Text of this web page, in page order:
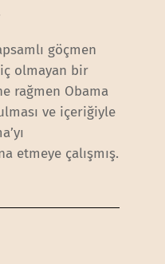
göçmen
olmayan bir
rağmen Obama
ve içeriğiyle
etmeye çalışmış.